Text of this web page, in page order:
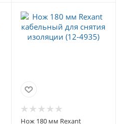
Нож 180 мм Rexant